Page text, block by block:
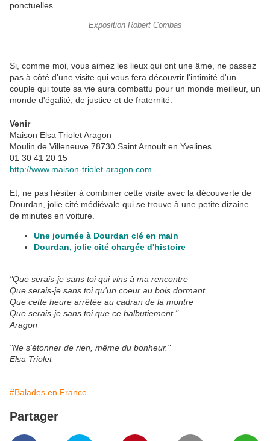
ponctuelles
Exposition Robert Combas
Si, comme moi, vous aimez les lieux qui ont une âme, ne passez
pas à côté d'une visite qui vous fera découvrir l'intimité d'un
couple qui toute sa vie aura combattu pour un monde meilleur, un
monde d'égalité, de justice et de fraternité.
Venir
Maison Elsa Triolet Aragon
Moulin de Villeneuve 78730 Saint Arnoult en Yvelines
01 30 41 20 15
http://www.maison-triolet-aragon.com
Et, ne pas hésiter à combiner cette visite avec la découverte de
Dourdan, jolie cité médiévale qui se trouve à une petite dizaine
de minutes en voiture.
Une journée à Dourdan clé en main
Dourdan, jolie cité chargée d'histoire
"Que serais-je sans toi qui vins à ma rencontre
Que serais-je sans toi qu'un coeur au bois dormant
Que cette heure arrêtée au cadran de la montre
Que serais-je sans toi que ce balbutiement."
Aragon
"Ne s'étonner de rien, même du bonheur."
Elsa Triolet
#Balades en France
Partager